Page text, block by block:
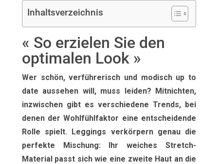
Inhaltsverzeichnis
« So erzielen Sie den
optimalen Look »
Wer schön, verführerisch und modisch up to
date aussehen will, muss leiden? Mitnichten,
inzwischen gibt es verschiedene Trends, bei
denen der Wohlfühlfaktor eine entscheidende
Rolle spielt. Leggings verkörpern genau die
perfekte Mischung: Ihr weiches Stretch-
Material passt sich wie eine zweite Haut an die